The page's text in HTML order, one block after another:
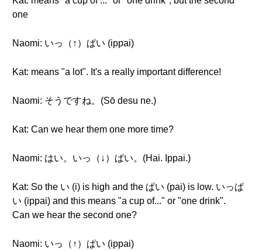
one
Naomi: いっ（↑）ぱい (ippai)
Kat: means "a lot". It's a really important difference!
Naomi: そうですね。(Sō desu ne.)
Kat: Can we hear them one more time?
Naomi: はい。いっ（↓）ぱい。(Hai. Ippai.)
Kat: So the い (i) is high and the ぱい (pai) is low. いっぱ
い (ippai) and this means "a cup of..." or "one drink".
Can we hear the second one?
Naomi: いっ（↑）ぱい (ippai)